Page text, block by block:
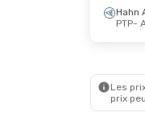
- Lun. 31
Hahn
PTP-
Les
prix